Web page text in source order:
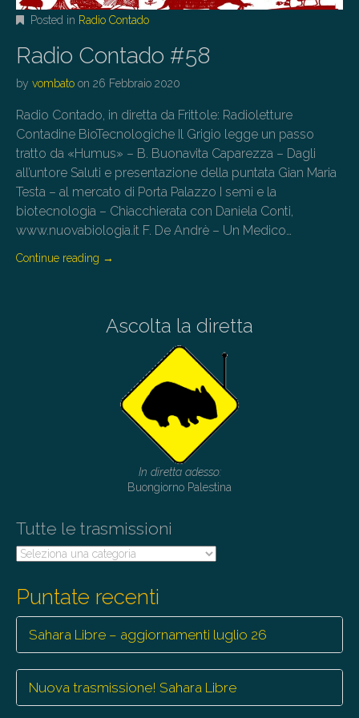
Posted in Radio Contado
Radio Contado #58
by vombato on 26 Febbraio 2020
Radio Contado, in diretta da Frittole: Radioletture
Contadine BioTecnologiche Il Grigio legge un passo
tratto da «Humus» – B. Buonavita Caparezza – Dagli
all’untore Saluti e presentazione della puntata Gian Maria
Testa – al mercato di Porta Palazzo I semi e la
biotecnologia – Chiacchierata con Daniela Conti,
www.nuovabiologia.it F. De Andrè – Un Medico…
Continue reading →
Ascolta la diretta
In diretta adesso:
Buongiorno Palestina
Tutte le trasmissioni
Tutte
Puntate recenti
Sahara Libre – aggiornamenti luglio 26
Nuova trasmissione! Sahara Libre